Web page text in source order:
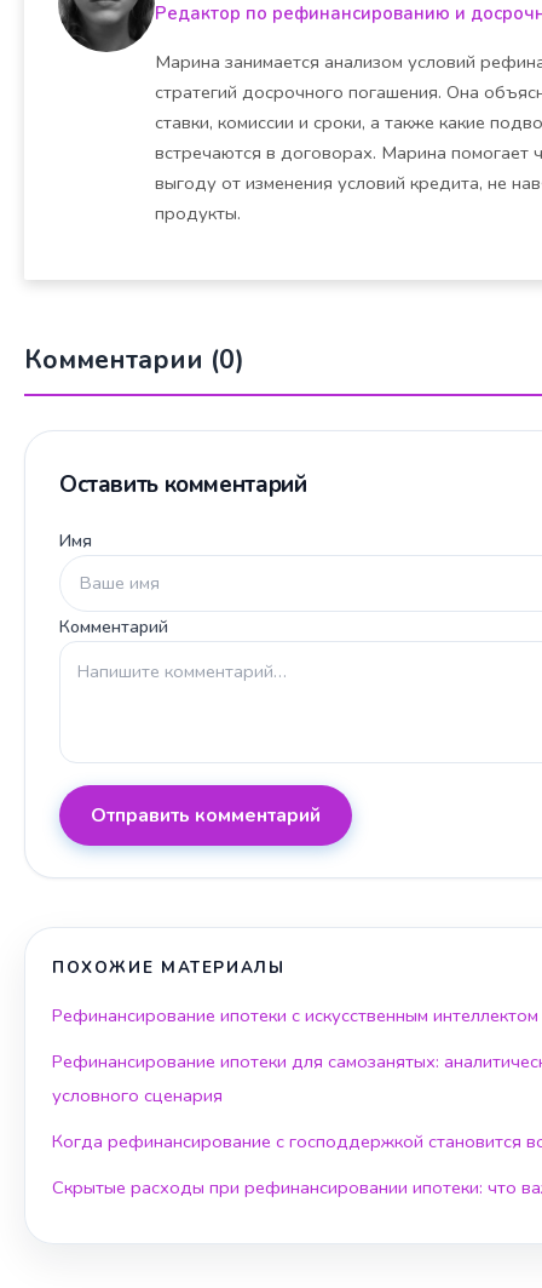
Редактор по рефинансированию и
Марина занимается анализом условий
стратегий досрочного погашения. Она
ставки, комиссии и сроки, а также какие
встречаются в договорах. Марина помогает
выгоду от изменения условий кредита, не
продукты.
Комментарии (0)
Оставить комментарий
Имя
Комментарий
Отправить комментарий
ПОХОЖИЕ МАТЕРИАЛЫ
Рефинансирование ипотеки с искусственным интеллектом
Рефинансирование ипотеки для самозанятых:
условного сценария
Когда рефинансирование с господдержкой становится
Скрытые расходы при рефинансировании ипотеки: что